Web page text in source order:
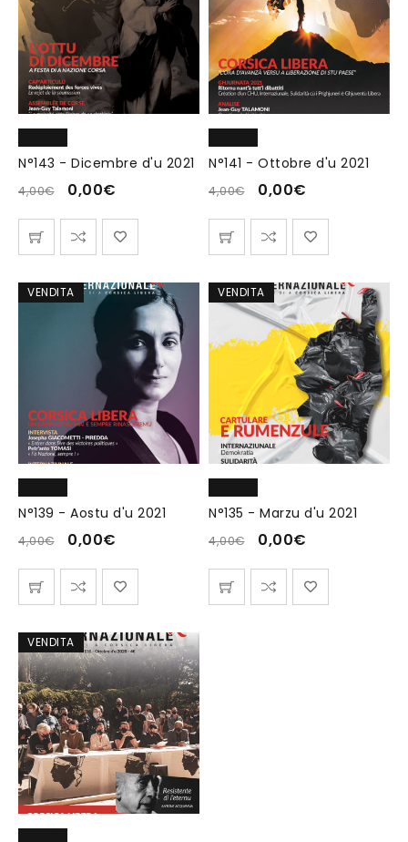
N°143 - Dicembre d'u 2021
4,00€ 0,00€
N°141 - Ottobre d'u 2021
4,00€ 0,00€
VENDITA
N°139 - Aostu d'u 2021
4,00€ 0,00€
VENDITA
N°135 - Marzu d'u 2021
4,00€ 0,00€
VENDITA